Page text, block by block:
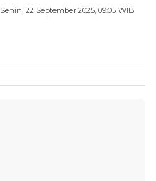
Senin, 22 September 2025, 09:05 WIB